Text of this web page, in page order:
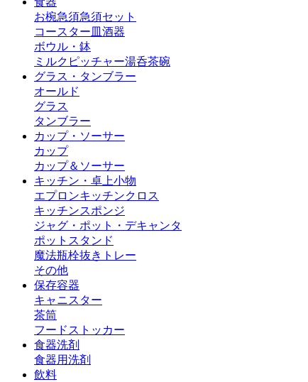
お椀急須急須セット
コースター 皿 酒器
ボウル・鉢
ミルクピッチャー湯呑茶碗
グラス・タンブラー
オールド
グラス
タンブラー
カップ・ソーサー
カップ
カップ＆ソーサー
キッチン・卓上小物
エプロンキッチンクロス
キッチンスポンジ
ジャグ・ポット・デキャンタ
ポットスタンド
魔法瓶栓抜き トレー
その他
保存容器
キャニスター
茶筒
フードストッカー
食器洗剤
食器用洗剤
飲料